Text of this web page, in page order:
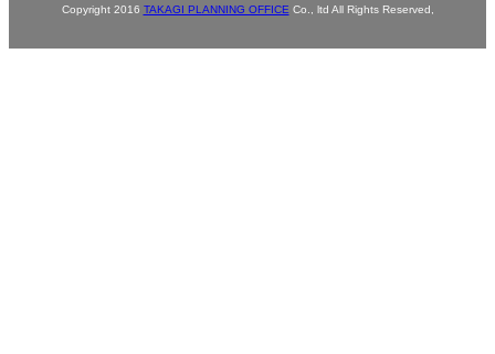
Copyright 2016 TAKAGI PLANNING OFFICE Co., ltd All Rights Reserved,